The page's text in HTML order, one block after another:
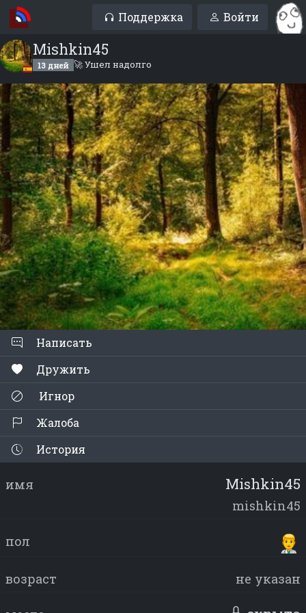
Поддержка Войти
Mishkin45
13 дней 🚀 Ушел надолго
Написать
Дружить
Игнор
Жалоба
История
имя Mishkin45
mishkin45
пол
возраст не указан